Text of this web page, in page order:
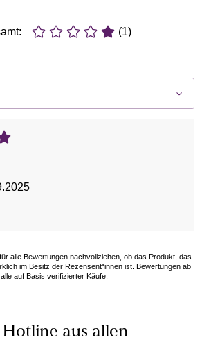
(1)
alle Bewertungen nachvollziehen, ob das Produkt, das
im Besitz der Rezensent*innen ist. Bewertungen ab
auf Basis verifizierter Käufe.
Hotline aus allen